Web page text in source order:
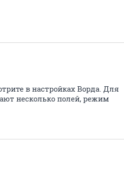
в настройках Ворда. Для
несколько полей, режим